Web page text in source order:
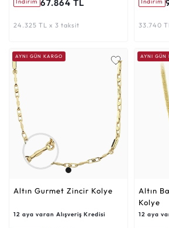
İndirim 67.864 TL
24.325 TL x 3 taksit
İndirim
33.740
AYNI GÜN KARGO
Altın Gurmet Zincir Kolye
12 aya varan Alışveriş Kredisi
AYNI GÜN
Altın
Kolye
12 aya